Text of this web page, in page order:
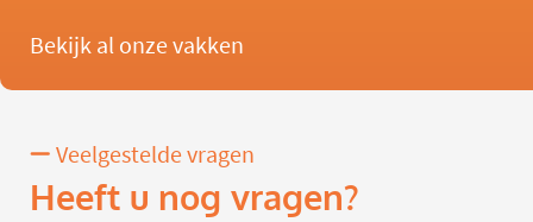
Bekijk al onze vakken
Veelgestelde vragen
Heeft u nog vragen?